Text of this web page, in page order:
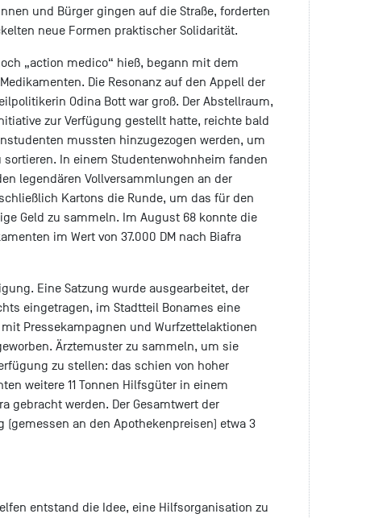
und Bürger gingen auf die Straße, forderten
neue Formen praktischer Solidarität.
„action medico“ hieß, begann mit dem
Die Resonanz auf den Appell der
Odina Bott war groß. Der Abstellraum,
zur Verfügung gestellt hatte, reichte bald
mussten hinzugezogen werden, um
In einem Studentenwohnheim fanden
legendären Vollversammlungen an der
Kartons die Runde, um das für den
Geld zu sammeln. Im August 68 konnte die
im Wert von 37.000 DM nach Biafra
Eine Satzung wurde ausgearbeitet, der
eingetragen, im Stadtteil Bonames eine
Pressekampagnen und Wurfzettelaktionen
Ärztemuster zu sammeln, um sie
zu stellen: das schien von hoher
weitere 11 Tonnen Hilfsgüter in einem
gebracht werden. Der Gesamtwert der
an den Apothekenpreisen) etwa 3
entstand die Idee, eine Hilfsorganisation zu